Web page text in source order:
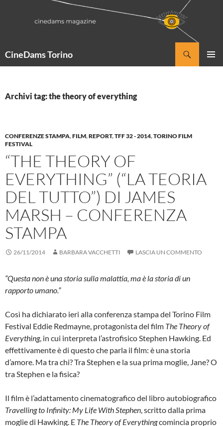
CineDams Torino
Archivi tag: the theory of everything
CONFERENZE STAMPA,FILM,REPORT,TFF 32 - 2014,TORINO FILM
FESTIVAL
“THE THEORY OF
EVERYTHING” (“LA TEORIA
DEL TUTTO”) DI JAMES
MARSH – CONFERENZA
STAMPA
26/11/2014 BARBARA VACCHETTI LASCIA UN COMMENTO
“Questa non è una storia sulla malattia, ma è la storia di un
rapporto umano.”
Così ha dichiarato ieri alla conferenza stampa del Torino Film
Festival Eddie Redmayne, protagonista del film The Theory of
Everything, in cui interpreta l’astrofisico Stephen Hawking. Ed
effettivamente è di questo che parla il film: è una storia
d’amore. Ma tra chi? Tra Stephen e la sua prima moglie, Jane? O
tra Stephen e la fisica?
Il film è l’adattamento cinematografico del libro autobiografico
Travelling to Infinity: My Life With Stephen, scritto dalla prima
moglie di Hawking. E The Theory of Everythingcomincia proprio